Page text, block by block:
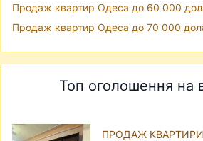
Продаж квартир Одеса до 60 000
Продаж квартир Одеса до 70 000
Топ оголошення на
ПРОДАЖ КВАРТИРИ